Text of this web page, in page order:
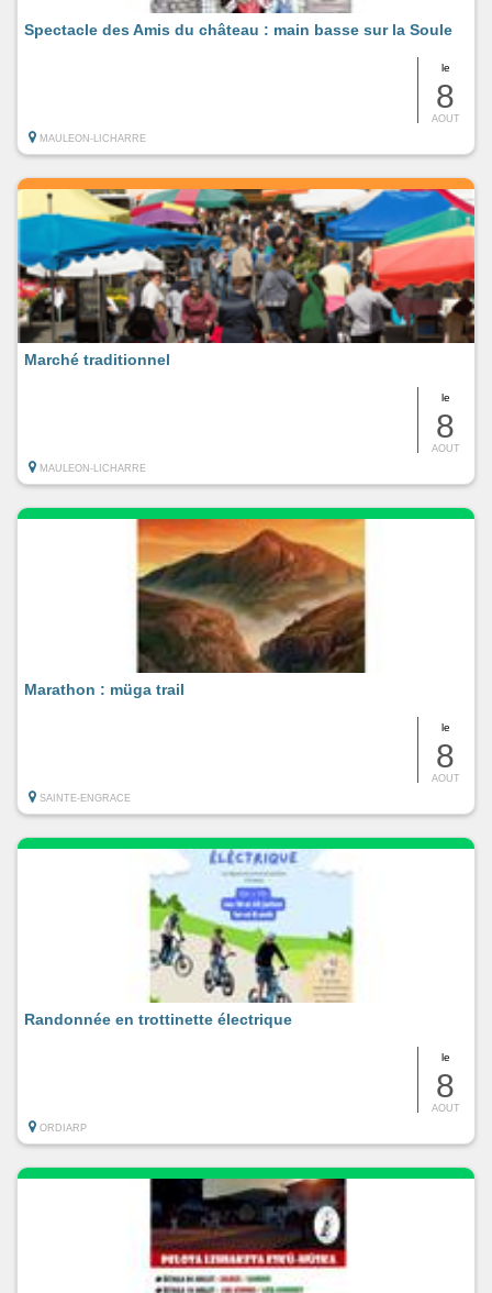
le
8
AOUT
Spectacle des Amis du château : main basse sur la Soule
MAULEON-LICHARRE
le
8
AOUT
Marché traditionnel
MAULEON-LICHARRE
le
8
AOUT
Marathon : müga trail
SAINTE-ENGRACE
le
8
AOUT
Randonnée en trottinette électrique
ORDIARP